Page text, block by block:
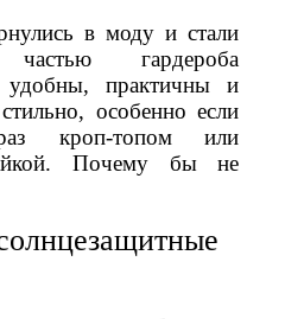
в моду и стали
частью гардероба
практичны и
особенно если
кроп-топом или
Почему бы не